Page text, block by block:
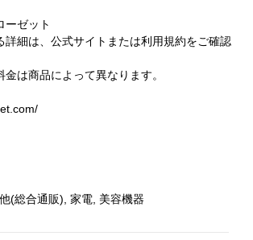
ーゼット
詳細は、公式サイトまたは利用規約をご確認
は商品によって異なります。
(総合通販), 家電, 美容機器